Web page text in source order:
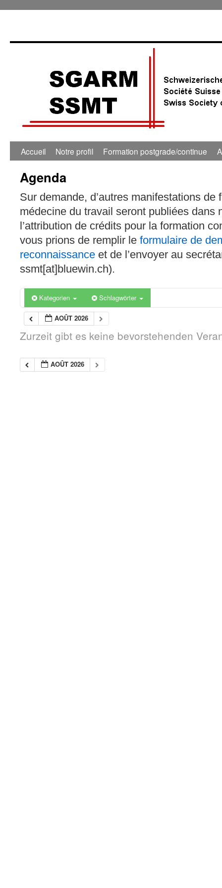
Accueil Notre profil Formation postgrade/continue
Agenda
Sur demande, d’autres manifestations de
médecine du travail seront publiées dans
l’attribution de crédits pour la formation
vous prions de remplir le formulaire de
reconnaissance et de l’envoyer au
ssmt[at]bluewin.ch).
Kategorien Schlagwörter
AOÛT 2026
Zurzeit gibt es keine bevorstehenden
AOÛT 2026